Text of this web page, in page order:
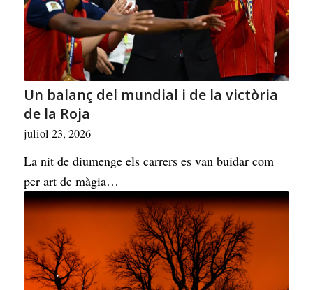
Un balanç del mundial i de la victòria
de la Roja
juliol 23, 2026
La nit de diumenge els carrers es van buidar com
per art de màgia…